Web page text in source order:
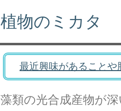
植物のミカタ
最近興味があること
藻類の光合成産物が